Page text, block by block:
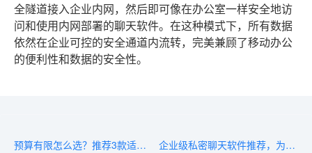
全隧道接入企业内网，然后即可像在办公室一样安全地访
问和使用内网部署的聊天软件。在这种模式下，所有数据
依然在企业可控的安全通道内流转，完美兼顾了移动办公
的便利性和数据的安全性。
预算有限怎么选？推荐3款适合小企业用的聊天软件
企业级私密聊天软件推荐，为高管和核心团队保驾护航